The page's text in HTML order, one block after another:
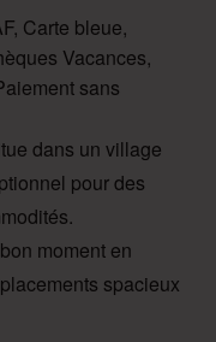
Carte bleue,
Vacances,
sans
dans un village
pour des
moment en
spacieux